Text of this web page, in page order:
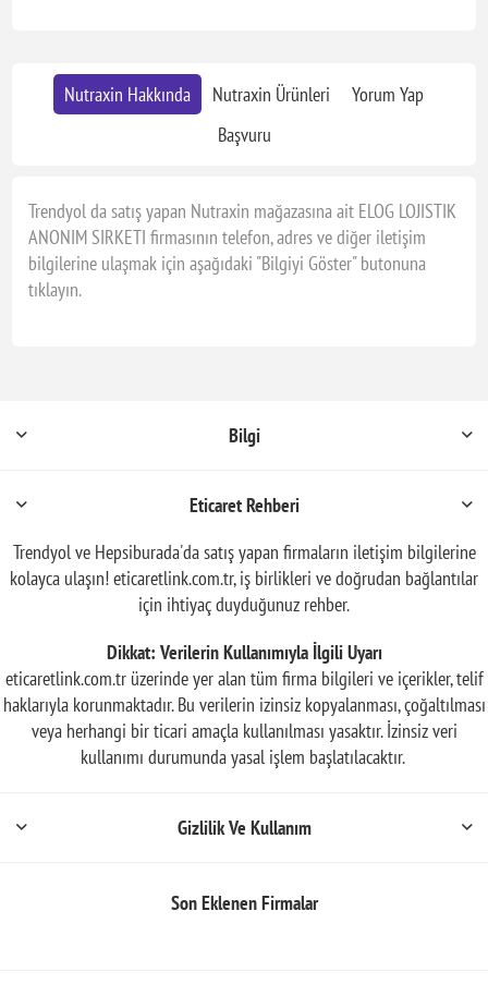
Nutraxin Hakkında Nutraxin Ürünleri
Yorum Yap
Başvuru
Trendyol da satış yapan Nutraxin mağazasına ait ELOG LOJISTIK
ANONIM SIRKETI firmasının telefon, adres ve diğer iletişim
bilgilerine ulaşmak için aşağıdaki "Bilgiyi Göster" butonuna
tıklayın.
Bilgi
Eticaret Rehberi
Trendyol ve Hepsiburada'da satış yapan firmaların iletişim bilgilerine
kolayca ulaşın! eticaretlink.com.tr, iş birlikleri ve doğrudan bağlantılar
için ihtiyaç duyduğunuz rehber.
Dikkat: Verilerin Kullanımıyla İlgili Uyarı
eticaretlink.com.tr üzerinde yer alan tüm firma bilgileri ve içerikler, telif
haklarıyla korunmaktadır. Bu verilerin izinsiz kopyalanması, çoğaltılması
veya herhangi bir ticari amaçla kullanılması yasaktır. İzinsiz veri
kullanımı durumunda yasal işlem başlatılacaktır.
Gizlilik Ve Kullanım
Son Eklenen Firmalar